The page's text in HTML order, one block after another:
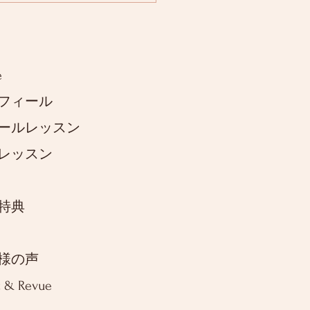
ィール
ルレッスン
ッスン
典
の声
& Revue